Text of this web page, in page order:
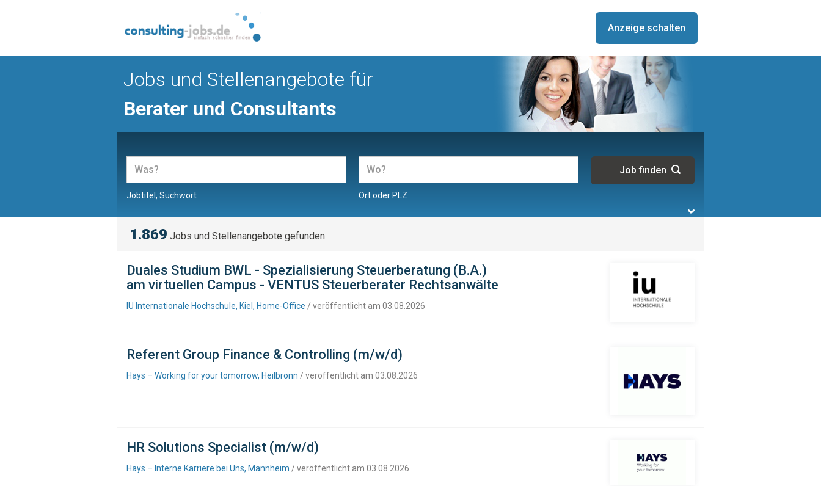
Anzeige schalten
Jobs und Stellenangebote für
Berater und Consultants
Jobtitel, Suchwort Ort oder PLZ
1.869 Jobs und Stellenangebote gefunden
Duales Studium BWL - Spezialisierung Steuerberatung (B.A.)
am virtuellen Campus - VENTUS Steuerberater Rechtsanwälte
IU Internationale Hochschule, Kiel, Home-Office / veröffentlicht am 03.08.2026
Referent Group Finance & Controlling (m/w/d)
Hays – Working for your tomorrow, Heilbronn / veröffentlicht am 03.08.2026
HR Solutions Specialist (m/w/d)
Hays – Interne Karriere bei Uns, Mannheim / veröffentlicht am 03.08.2026